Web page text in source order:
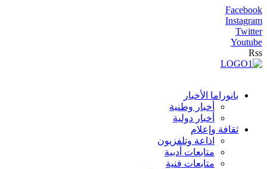
Facebook
Instagram
Twitter
Youtube
Rss
بانوراما الأخبار
أخبار وطنية
أخبار دولية
ثقافة وإعلام
اذاعة وتلفزيون
متابعات أدبية
متابعات فنية